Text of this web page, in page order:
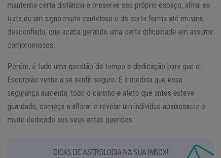
mantenha certa distância e preserve seu próprio espaço, afinal se
trata de um signo muito cauteloso e de certa forma até mesmo
desconfiado, que acaba gerando uma certa dificuldade em assumir
compromissos.
Porém, é tudo uma questão de tempo e dedicação para que o
Escorpião venha a se sentir seguro. E à medida que essa
segurança aumenta, todo o carinho e afeto que antes esteve
guardado, começa a aflorar e revelar um indivíduo apaixonante e
muito dedicado aos seus entes queridos.
DICAS DE ASTROLOGIA NA SUA INBOX!